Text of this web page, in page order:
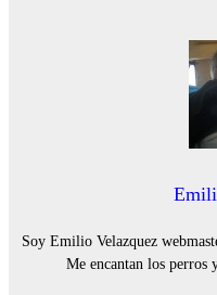
Soy Emilio Velazquez
Me encantan los perros